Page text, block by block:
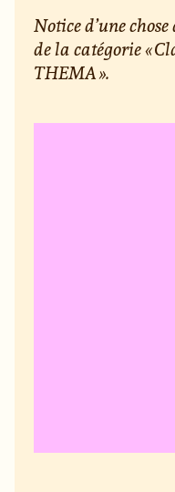
Notice d’une
de la catégorie «
THEMA ».